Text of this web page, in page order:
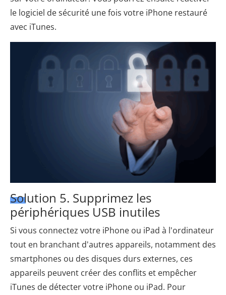
le logiciel de sécurité une fois votre iPhone restauré
avec iTunes.
Solution 5. Supprimez les
périphériques USB inutiles
Si vous connectez votre iPhone ou iPad à l'ordinateur
tout en branchant d'autres appareils, notamment des
smartphones ou des disques durs externes, ces
appareils peuvent créer des conflits et empêcher
iTunes de détecter votre iPhone ou iPad. Pour